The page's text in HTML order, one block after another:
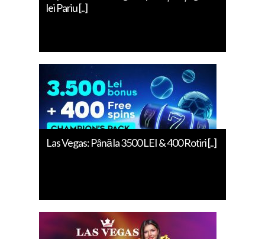
lei Pariu [..]
Las Vegas: Până la 3500 LEI & 400 Rotiri [..]